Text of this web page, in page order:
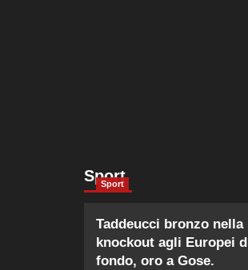
Sport
Sport
Taddeucci bronzo nella
knockout agli Europei
fondo, oro a Gose.